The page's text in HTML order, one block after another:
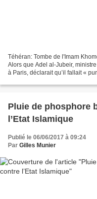
Téhéran: Tombe de l'Imam
Alors que Adel al-Jubeir,
à Paris, déclarait qu’il fallait «
Pluie de phosphore
l’Etat Islamique
Publié le 06/06/2017 à 09:24
Par Gilles Munier